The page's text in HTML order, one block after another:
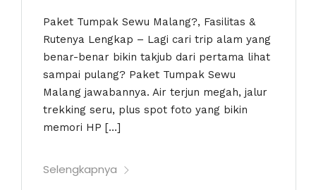
Paket Tumpak Sewu Malang?, Fasilitas &
Rutenya Lengkap – Lagi cari trip alam yang
benar-benar bikin takjub dari pertama lihat
sampai pulang? Paket Tumpak Sewu
Malang jawabannya. Air terjun megah, jalur
trekking seru, plus spot foto yang bikin
memori HP […]
Selengkapnya